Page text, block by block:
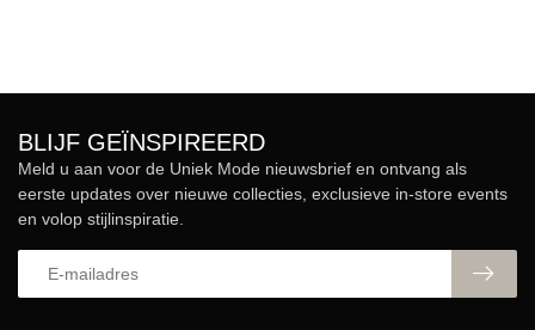
BLIJF GEÏNSPIREERD
Meld u aan voor de Uniek Mode nieuwsbrief en ontvang als
eerste updates over nieuwe collecties, exclusieve in-store events
en volop stijlinspiratie.